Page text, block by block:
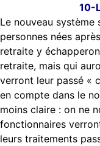
10-
Le nouveau système
personnes nées
retraite y
retraite, mais qui
verront leur passé «
en compte dans le
moins claire : on ne
fonctionnaires
leurs traitements